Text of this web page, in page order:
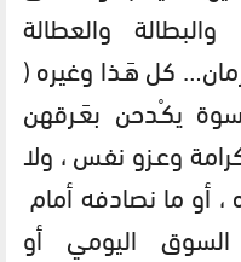
والعطالة
كل هَـذا وغيره (
يكـْدحن بعَـرقهن
وعـزو نفـس ، ولا
أو ما نصادفه أمام
اليومي أو